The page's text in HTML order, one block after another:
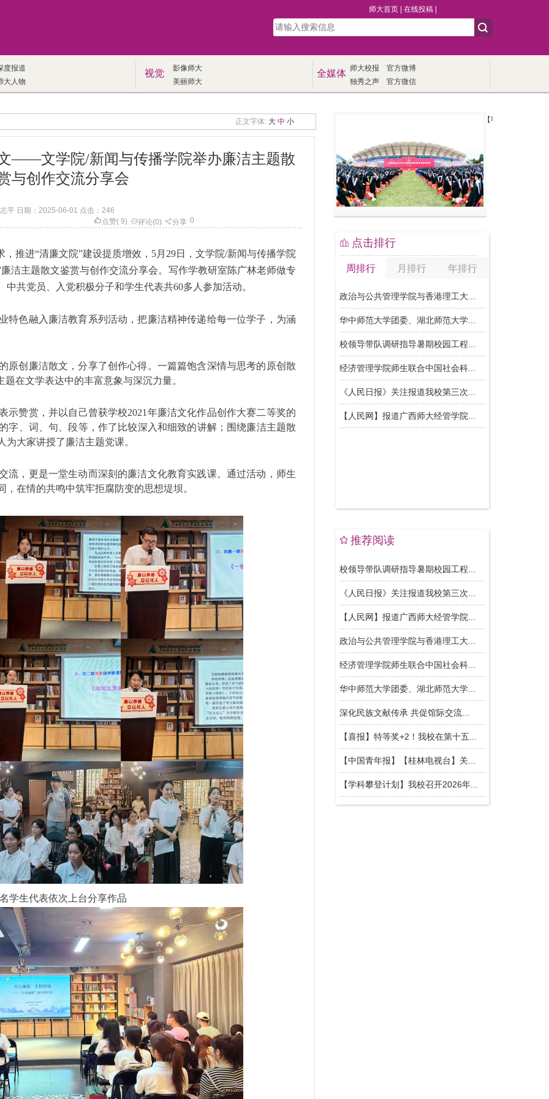
师大首页 在线投稿
度报道
大人物
视觉
影像师大
美丽师大
全媒体 师大校报
官方微博
独秀之声
官方微信
正文字体: 大 中 小
——文学院/新闻与传播学院举办廉洁主题散
与创作交流分享会
平 日期：2025-06-01 点击： 246
点赞( 9) 评论(0) 分享 0
，推进“清廉文院”建设提质增效，5月29日，文学院/新闻与传播学院
洁主题散文鉴赏与创作交流分享会。写作学教研室陈广林老师做专
共党员、入党积极分子和学生代表共60多人参加活动。
特色融入廉洁教育系列活动，把廉洁精神传递给每一位学子，为涵
原创廉洁散文，分享了创作心得。一篇篇饱含深情与思考的原创散
在文学表达中的丰富意象与深沉力量。
示赞赏，并以自己曾获学校2021年廉洁文化作品创作大赛二等奖的
字、词、句、段等，作了比较深入和细致的讲解；围绕廉洁主题散
大家讲授了廉洁主题党课。
流，更是一堂生动而深刻的廉洁文化教育实践课。通过活动，师生
在情的共鸣中筑牢拒腐防变的思想堤坝。
学生代表依次上台分享作品
【毕业季】我校举
点击排行
周排行 月排行 年排行
推荐阅读